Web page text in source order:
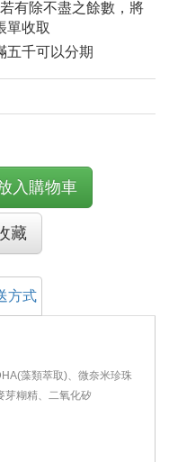
有除不盡之餘數，將
單收取
五千可以分期
入購物車
藏
方式
藻類萃取)、微奈米珍珠
芽糊精、二氧化矽